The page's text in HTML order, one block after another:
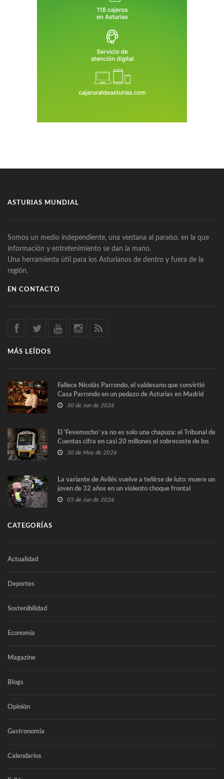
ASTURIAS MUNDIAL
Somos un medio independiente, una ventana al paraíso, en la que
información y entretenimiento se dan la mano.
Una herramienta útil para los Asturianos de dentro y fuera de la
región.
EN CONTACTO
MÁS LEÍDOS
Fallece Nicolás Parrondo, el valdesano que convirtió
Casa Parrondo en un pedazo de Asturias en Madrid
30 de Jun de 2026
El ‘Fevemocho’ ya no es solo una chapuza: el Tribunal de
Cuentas cifra en casi 20 millones el sobrecoste de los
trenes que no cabían por los túneles
30 de May de 2026
La variante de Avilés vuelve a teñirse de luto: muere un
joven de 32 años en un violento choque frontal
05 de Jun de 2026
CATEGORÍAS
Actualidad
Deportes
Sostenibilidad
Economía
Magazine
Blogs
Opinión
Gastronomía
Calendarios